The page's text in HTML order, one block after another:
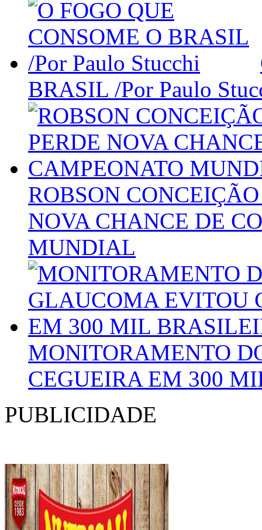
BRASIL /Por Paulo
ROBSON
NOVA CHANCE DE
MUNDIAL
MONITORAMENTO
CEGUEIRA EM 300
PUBLICIDADE